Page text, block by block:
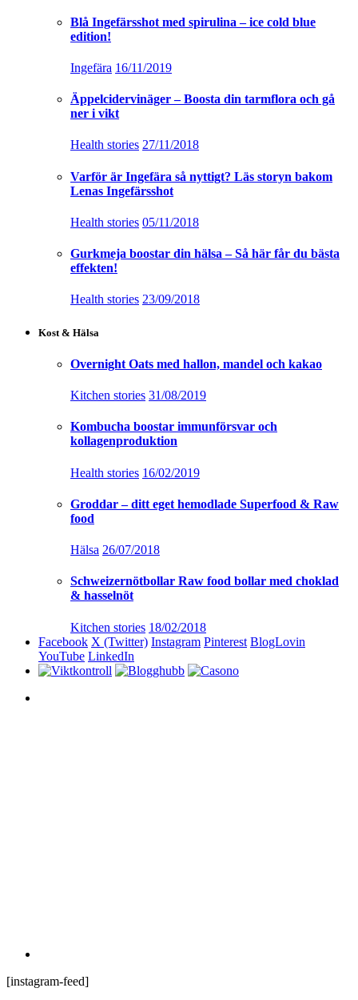
Blå Ingefärsshot med spirulina – ice cold blue
edition!
Ingefära 16/11/2019
Äppelcidervinäger – Boosta din tarmflora och gå
ner i vikt
Health stories 27/11/2018
Varför är Ingefära så nyttigt? Läs storyn bakom
Lenas Ingefärsshot
Health stories 05/11/2018
Gurkmeja boostar din hälsa – Så här får du bästa
effekten!
Health stories 23/09/2018
Kost & Hälsa
Overnight Oats med hallon, mandel och kakao
Kitchen stories 31/08/2019
Kombucha boostar immunförsvar och
kollagenproduktion
Health stories 16/02/2019
Groddar – ditt eget hemodlade Superfood & Raw
food
Hälsa 26/07/2018
Schweizernötbollar Raw food bollar med choklad
& hasselnöt
Kitchen stories 18/02/2018
Facebook X (Twitter) Instagram Pinterest BlogLovin
YouTube LinkedIn
[instagram-feed]